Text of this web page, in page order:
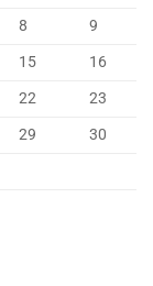
8
9
15
16
22
23
29
30